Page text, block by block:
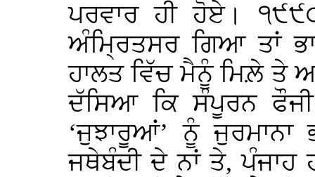
ਪਰਵਾਰ ਹੀ ਹੋਏ।
ਅੰਮ੍ਰਿਤਸਰ ਗਿਆ ਤਾਂ
ਹਾਲਤ ਵਿੱਚ ਮੈਨੂੰ ਮਿਲ਼ੇ ਤੇ
ਦੱਸਿਆ ਕਿ ਸੰਪੂਰਨ
‘ਜੁਝਾਰੂਆਂ’ ਨੂੰ
ਜਥੇਬੰਦੀ ਦੇ ਨਾਂ ਤੇ, ਪੰਜਾਹ